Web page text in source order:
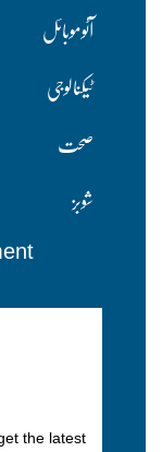
آٹوموبائل
ٹیکنالوجی
صحت
شوبز
the latest